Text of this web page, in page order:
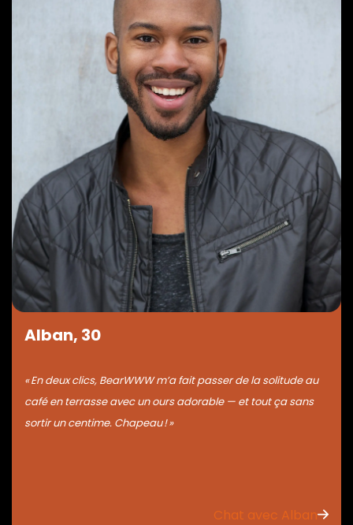
Alban, 30
« En deux clics, BearWWW m’a fait passer de la solitude au
café en terrasse avec un ours adorable — et tout ça sans
sortir un centime. Chapeau ! »
Chat avec Alban